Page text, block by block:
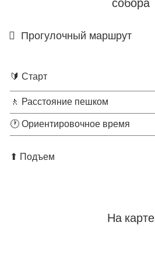
Прогулочный маршрут
🔰 Старт
🚶 Расстояние пешком
🕐 Ориентировочное время
⬆ Подъем
На карте